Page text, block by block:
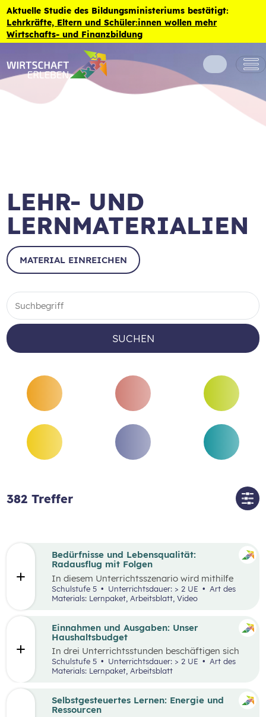
Zum Inhalt der Seite springen
Aktuelle Studie des Bildungsministeriums bestätigt:
Lehrkräfte, Eltern und Schüler:innen wollen mehr
Wirtschafts- und Finanzbildung
LEHR- UND
LERNMATERIALIEN
MATERIAL EINREICHEN
SUCHEN
382 Treffer
Einnahmen und Ausgaben: Unser
Haushaltsbudget
In drei Unterrichtsstunden beschäftigen sich
die Schüler:innen mit den Einnahmen und
Ausgaben von Haushalten.
Schulstufe 5 Unterrichtsdauer: > 2 UE
Materials: Lernpaket, Arbeitsblatt
Bedürfnisse und Lebensqualität:
Radausflug mit Folgen
In diesem Unterrichtsszenario wird mithilfe
eines Kurzvideos und zusätzlichem Material der
Fokus auf finanzielle Entscheidungen und
Bedürfnisse gelegt. Kinder und Jugendliche
Entscheidungen. Dabei gilt es, Bedürfnisse und
Prioritäten, aber auch die eigenen finanziellen
Möglichkeiten zu berücksichtigen. Oft möchte
man mehr haben, als man sich leisten kann und
muss aufgrund der Knappheit auf etwas
verzichten. Konsum ist jedoch nicht die einzige
Schulstufe 5 Unterrichtsdauer: > 2 UE
Materials: Lernpaket, Arbeitsblatt, Video
Selbstgesteuertes Lernen: Energie und
Ressourcen